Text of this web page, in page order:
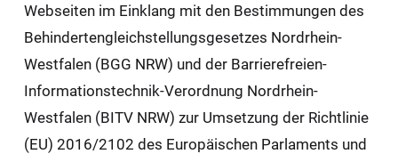
Webseiten im Einklang mit den Bestimmungen des
Behindertengleichstellungsgesetzes Nordrhein-
Westfalen (BGG NRW) und der Barrierefreien-
Informationstechnik-Verordnung Nordrhein-
Westfalen (BITV NRW) zur Umsetzung der Richtlinie
(EU) 2016/2102 des Europäischen Parlaments und